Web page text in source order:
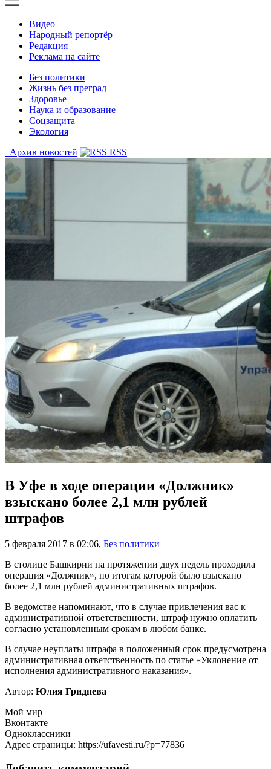
Видео
Народный репортёр
Редакция
Реклама на сайте
Без политики
Жизнь без преград
Здоровье
Наука и образование
Соцзащита
Экология
Архив новостей
RSS
В Уфе в ходе операции «Должник»
взыскано более 2,1 млн рублей
штрафов
5 февраля 2017 в 02:06, Без политики
В столице Башкирии на протяжении двух недель проходила
операция «Должник», по итогам которой было взыскано
более 2,1 млн рублей административных штрафов.
В ведомстве напоминают, что в случае привлечения вас к
административной ответственности, штраф нужно оплатить
согласно установленным срокам в любом банке.
В случае неуплаты штрафа в положенный срок предусмотрена
административная ответственность по статье «Уклонение от
исполнения административного наказания».
Автор: Юлия Гриднева
Мой мир
Вконтакте
Одноклассники
Адрес страницы: https://ufavesti.ru/?p=77836